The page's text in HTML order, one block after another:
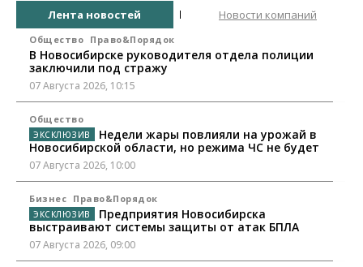
Лента новостей Новости компаний
Общество Право&Порядок
В Новосибирске руководителя отдела полиции
заключили под стражу
07 Августа 2026, 10:15
Общество
Недели жары повлияли на урожай в
Новосибирской области, но режима ЧС не будет
07 Августа 2026, 10:00
Бизнес Право&Порядок
Предприятия Новосибирска
выстраивают системы защиты от атак БПЛА
07 Августа 2026, 09:00